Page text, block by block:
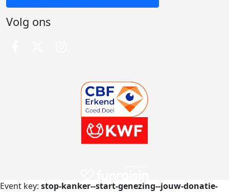
Volg ons
Event key: stop-kanker--start-genezing--jouw-donatie-